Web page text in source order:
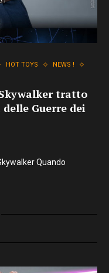
HOT TOYS
NEWS !
tratto
Guerre dei
Quando